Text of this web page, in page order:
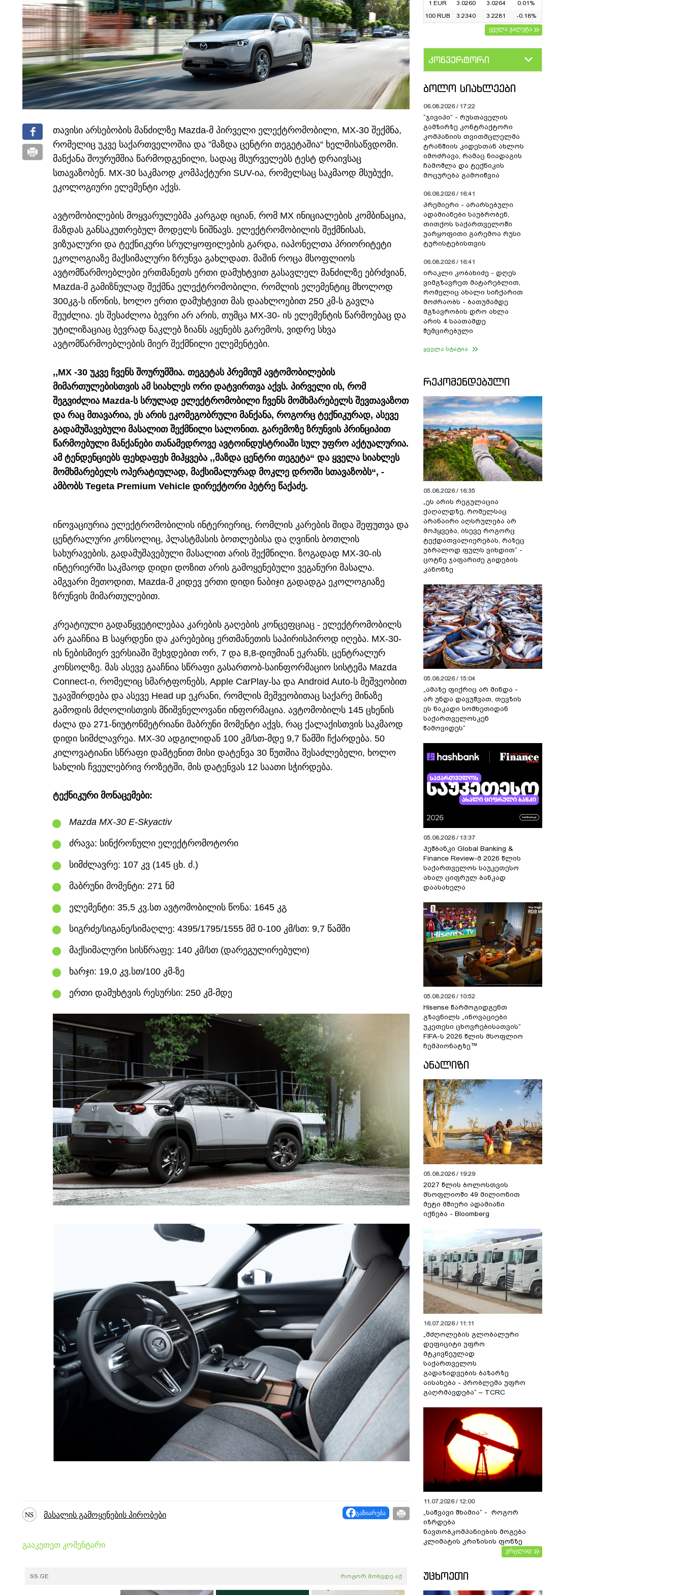
თავისი არსებობის მანძილზე Mazda-მ პირველი ელექტრომობილი, MX-30 შექმნა,
რომელიც უკვე საქართველოშია და "მაზდა ცენტრი თეგეტაშია“ ხელმისაწვდომი.
მანქანა შოურუმშია წარმოდგენილი, სადაც მსურველებს ტესტ დრაივსაც
სთავაზობენ. MX-30 საკმაოდ კომპაქტური SUV-ია, რომელსაც საკმაოდ მსუბუქი,
ეკოლოგიური ელემენტი აქვს.
ავტომობილების მოყვარულებმა კარგად იციან, რომ MX ინიციალების კომბინაცია,
მაზდას განსაკუთრებულ მოდელს ნიშნავს. ელექტრომობილის შექმნისას,
ვიზუალური და ტექნიკური სრულყოფილების გარდა, იაპონელთა პრიორიტეტი
ეკოლოგიაზე მაქსიმალური ზრუნვა გახლდათ. მაშინ როცა მსოფლიოს
ავტომწარმოებლები ერთმანეთს ერთი დამუხტვით გასავლელ მანძილზე ებრძვიან,
Mazda-მ გამიზნულად შექმნა ელექტრომობილი, რომლის ელემენტიც მხოლოდ
300კგ-ს იწონის, ხოლო ერთი დამუხტვით მას დაახლოებით 250 კმ-ს გავლა
შეუძლია. ეს შესაძლოა ბევრი არ არის, თუმცა MX-30- ის ელემენტის წარმოებაც და
უტილიზაციაც ბევრად ნაკლებ ზიანს აყენებს გარემოს, ვიდრე სხვა
ავტომწარმოებლების მიერ შექმნილი ელემენტები.
,,MX -30 უკვე ჩვენს შოურუმშია. თეგეტას პრემიუმ ავტომობილების
მიმართულებისთვის ამ სიახლეს ორი დატვირთვა აქვს. პირველი ის, რომ
შეგვიძლია Mazda-ს სრულად ელექტრომობილი ჩვენს მომხმარებელს შევთავაზოთ
და რაც მთავარია, ეს არის ეკომეგობრული მანქანა, როგორც ტექნიკურად, ასევე
გადამუშავებული მასალით შექმნილი სალონით. გარემოზე ზრუნვის პრინციპით
წარმოებული მანქანები თანამედროვე ავტოინდუსტრიაში სულ უფრო აქტუალურია.
ამ ტენდენციებს ფეხდაფეხ მიჰყვება ,,მაზდა ცენტრი თეგეტა“ და ყველა სიახლეს
მომხმარებელს ოპერატიულად, მაქსიმალურად მოკლე დროში სთავაზობს“, -
ამბობს Tegeta Premium Vehicle დირექტორი პეტრე წაქაძე.
ინოვაციურია ელექტრომობილის ინტერიერიც, რომლის კარების შიდა შეფუთვა და
ცენტრალური კონსოლიც, პლასტმასის ბოთლებისა და ღვინის ბოთლის
სახურავების, გადამუშავებული მასალით არის შექმნილი. ზოგადად MX-30-ის
ინტერიერში საკმაოდ დიდი დოზით არის გამოყენებული ვეგანური მასალა.
ამგვარი მეთოდით, Mazda-მ კიდევ ერთი დიდი ნაბიჯი გადადგა ეკოლოგიაზე
ზრუნვის მიმართულებით.
კრეატიული გადაწყვეტილებაა კარების გაღების კონცეფციაც - ელექტრომობილს
არ გააჩნია B საყრდენი და კარებებიც ერთმანეთის საპირისპიროდ იღება. MX-30-
ის ნებისმიერ ვერსიაში შეხვდებით ორ, 7 და 8,8-დიუმიან ეკრანს, ცენტრალურ
კონსოლზე. მას ასევე გააჩნია სწრაფი გასართობ-საინფორმაციო სისტემა Mazda
Connect-ი, რომელიც სმარტფონებს, Apple CarPlay-სა და Android Auto-ს მეშვეობით
უკავშირდება და ასევე Head up ეკრანი, რომლის მეშვეობითაც საქარე მინაზე
გამოდის მძღოლისთვის მნიშვნელოვანი ინფორმაცია. ავტომობილს 145 ცხენის
ძალა და 271-ნიუტონმეტრიანი მაბრუნი მომენტი აქვს, რაც ქალაქისთვის საკმაოდ
დიდი სიმძლავრეა. MX-30 ადგილიდან 100 კმ/სთ-მდე 9,7 წამში ჩქარდება. 50
კილოვატიანი სწრაფი დამტენით მისი დატენვა 30 წუთშია შესაძლებელი, ხოლო
სახლის ჩვეულებრივ როზეტში, მის დატენვას 12 საათი სჭირდება.
ტექნიკური მონაცემები:
Mazda MX-30 E-Skyactiv
ძრავა: სინქრონული ელექტრომოტორი
სიმძლავრე: 107 კვ (145 ცხ. ძ.)
მაბრუნი მომენტი: 271 ნმ
ელემენტი: 35,5 კვ.სთ ავტომობილის წონა: 1645 კგ
სიგრძე/სიგანე/სიმაღლე: 4395/1795/1555 მმ 0-100 კმ/სთ: 9,7 წამში
მაქსიმალური სისწრაფე: 140 კმ/სთ (დარეგულირებული)
ხარჯი: 19,0 კვ.სთ/100 კმ-ზე
ერთი დამუხტვის რესურსი: 250 კმ-მდე
მასალის გამოყენების პირობები გაზიარება
გააკეთეთ კომენტარი
SS.GE როგორ მოხვდე აქ
1 EUR
3.0260 3.0264
0.01%
100 RUB
3.2340 3.2281
-0.18%
ყველა ვალუტა
კონვერტორი
ᲑᲝᲚᲝ ᲡᲘᲐᲮᲚᲔᲔᲑᲘ
06.08.2026 / 17:22
“ჯივიპი” - რუსთაველის
გამზირზე კონტრაქტორი
კომპანიის თვითმცლელმა
ტრანშიის კიდესთან ახლოს
იმოძრავა, რამაც ნიადაგის
ჩამოშლა და ტექნიკის
მოცურება გამოიწვია
06.08.2026 / 16:41
პრემიერი - არარსებული
ადამიანები საუბრობენ,
თითქოს საქართველოში
უარყოფითი გარემოა რუსი
ტურისტებისთვის
06.08.2026 / 16:41
ირაკლი კობახიძე - დღეს
ვიმგზავრეთ მატარებლით,
რომელიც ახალი სიჩქარით
მოძრაობს - ბათუმამდე
მგზავრობის დრო ახლა
არის 4 საათამდე
შემცირებული
ყველა სტატია
ᲠᲔᲙᲝᲛᲔᲜᲓᲔᲑᲣᲚᲘ
05.08.2026 / 16:35
„ეს არის რეგულაცია
ქაღალდზე, რომელსაც
არანაირი აღსრულება არ
მოჰყვება, ისევე როგორც
ტექდათვალიერებას, რაზეც
უბრალოდ ფულს ვიხდით“ -
ცოტნე ჯაფარიძე გიდების
კანონზე
05.08.2026 / 15:04
„ამაზე ფიქრიც არ მინდა -
არ უნდა დავუშვათ, თევზის
ეს ნაკადი სომხეთიდან
საქართველოსკენ
წამოვიდეს“
05.08.2026 / 13:37
ჰეშბანკი Global Banking &
Finance Review-მ 2026 წლის
საქართველოს საუკეთესო
ახალ ციფრულ ბანკად
დაასახელა
05.08.2026 / 10:52
Hisense წარმოგიდგენთ
გზავნილს „ინოვაციები
უკეთესი ცხოვრებისათვის“
FIFA-ს 2026 წლის მსოფლიო
ჩემპიონატზე™
ᲐᲜᲐᲚᲘᲖᲘ
05.08.2026 / 19:29
2027 წლის ბოლოსთვის
მსოფლიოში 49 მილიონით
მეტი მშიერი ადამიანი
იქნება - Bloomberg
16.07.2026 / 11:11
„მძღოლების გლობალური
დეფიციტი უფრო
მტკივნეულად
საქართველოს
გადაზიდვების ბაზარზე
აისახება - პრობლემა უფრო
გაღრმავდება“ – TCRC
11.07.2026 / 12:00
„საწვავი შხამია“ - როგორ
იზრდება
ნავთობკომპანიების მოგება
კლიმატის კრიზისის ფონზე
ვრცლად
ᲣᲪᲮᲝᲔᲗᲘ